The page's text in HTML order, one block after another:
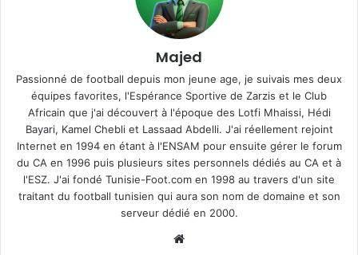
Majed
Passionné de football depuis mon jeune age, je suivais mes deux
équipes favorites, l'Espérance Sportive de Zarzis et le Club
Africain que j'ai découvert à l'époque des Lotfi Mhaissi, Hédi
Bayari, Kamel Chebli et Lassaad Abdelli. J'ai réellement rejoint
Internet en 1994 en étant à l'ENSAM pour ensuite gérer le forum
du CA en 1996 puis plusieurs sites personnels dédiés au CA et à
l'ESZ. J'ai fondé Tunisie-Foot.com en 1998 au travers d'un site
traitant du football tunisien qui aura son nom de domaine et son
serveur dédié en 2000.